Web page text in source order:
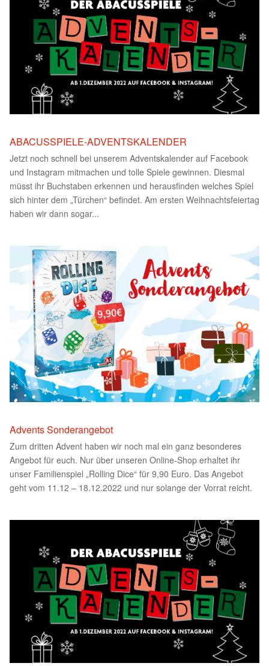
ABACUSSPIELE-ADVENTSKALENDER
Jetzt noch schnell bei unserem Adventskalender auf Facebook
und Instagram mitmachen und tolle Spiele gewinnen. Diesmal
müsst ihr Buchstaben erkennen und herausfinden welches Spiel
sich hinter dem „Türchen“ befindet. Am ersten Weihnachtsfeiertag
haben wir dann sogar...
Advents Sonderangebot
Zum dritten Advent haben wir noch mal ein ganz besonderes
Angebot für euch. Nur über unseren Online-Shop erhaltet ihr
unser Familienspiel „Rolling Dice“ für 9,90 Euro. Das Angebot
geht vom 11.12 – 18.12.2022 und nur solange der Vorrat reicht.